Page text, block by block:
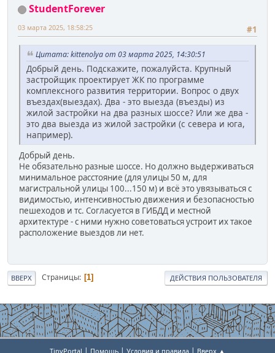
StudentForever
#1
03 марта 2025, 18:58:25
Цитата: kittenolya от 03 марта 2025, 14:30:51
Добрый день. Подскажите, пожалуйста. Крупный
застройщик проектирует ЖК по программе
комплексного развития территории. Вопрос о двух
въездах(выездах). Два - это выезда (въезды) из
жилой застройки на два разных шоссе? Или же два -
это два выезда из жилой застройки (с севера и юга,
например).
Добрый день.
Не обязательно разные шоссе. Но должно выдерживаться
минимальное расстояние (для улицы 50 м, для
магистральной улицы 100...150 м) и всё это увязываться с
видимостью, интенсивностью движения и безопасностью
пешеходов и тс. Согласуется в ГИБДД и местной
архитектуре - с ними нужно советоваться устроит их такое
расположение выездов ли нет.
ВВЕРХ Страницы 1 ДЕЙСТВИЯ ПОЛЬЗОВАТЕЛЯ
TinyPortal | Помощь | Условия и правила | Вверх ▲